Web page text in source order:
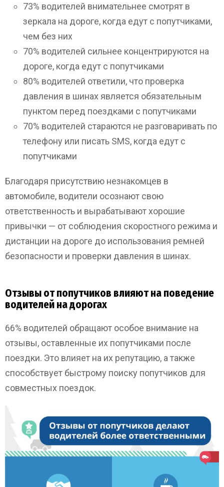
73% водителей внимательнее смотрят в
зеркала на дороге, когда едут с попутчиками,
чем без них
70% водителей сильнее концентрируются на
дороге, когда едут с попутчиками
80% водителей ответили, что проверка
давления в шинах является обязательным
пунктом перед поездками с попутчиками
70% водителей стараются не разговаривать по
телефону или писать SMS, когда едут с
попутчиками
Благодаря присутствию незнакомцев в
автомобиле, водители осознают свою
ответственность и вырабатывают хорошие
привычки — от соблюдения скоростного режима и
дистанции на дороге до использования ремней
безопасности и проверки давления в шинах.
Отзывы от попутчиков влияют на поведение
водителей на дорогах
66% водителей обращают особое внимание на
отзывы, оставленные их попутчиками после
поездки. Это влияет на их репутацию, а также
способствует быстрому поиску попутчиков для
совместных поездок.